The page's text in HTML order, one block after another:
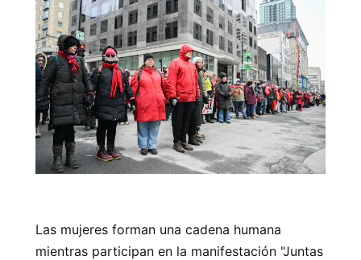
Las mujeres forman una cadena humana
mientras participan en la manifestación "Juntas